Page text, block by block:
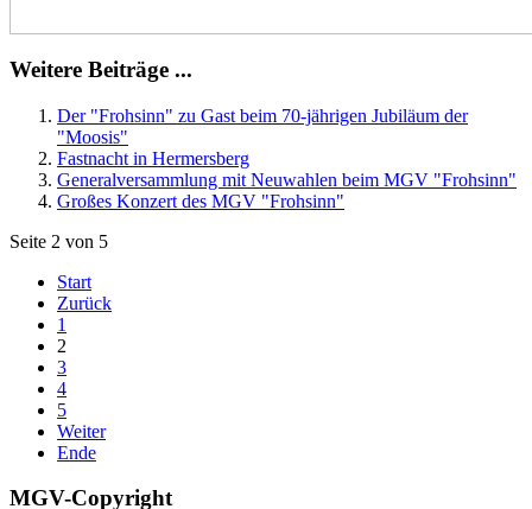
Weitere Beiträge ...
Der "Frohsinn" zu Gast beim 70-jährigen Jubiläum der
"Moosis"
Fastnacht in Hermersberg
Generalversammlung mit Neuwahlen beim MGV "Frohsinn"
Großes Konzert des MGV "Frohsinn"
Seite 2 von 5
Start
Zurück
1
2
3
4
5
Weiter
Ende
MGV-Copyright